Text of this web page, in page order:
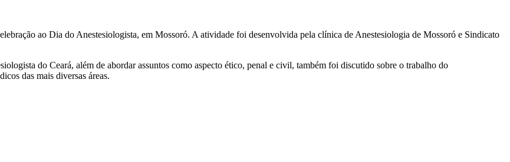
ao Dia do Anestesiologista, em Mossoró. A atividade foi desenvolvida pela clínica de Anestesiologia de Mossoró e Sindicato
do Ceará, além de abordar assuntos como aspecto ético, penal e civil, também foi discutido sobre o trabalho do
das mais diversas áreas.